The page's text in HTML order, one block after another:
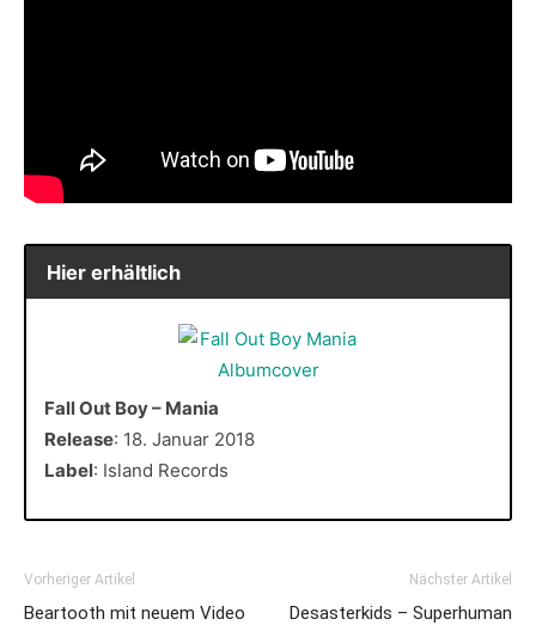
Hier erhältlich
Fall Out Boy – Mania
Release: 18. Januar 2018
Label: Island Records
Vorheriger Artikel
Beartooth mit neuem Video
Nächster Artikel
Desasterkids – Superhuman